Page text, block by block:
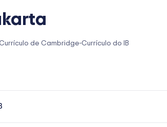
Currículo de Cambridge-Currículo do IB